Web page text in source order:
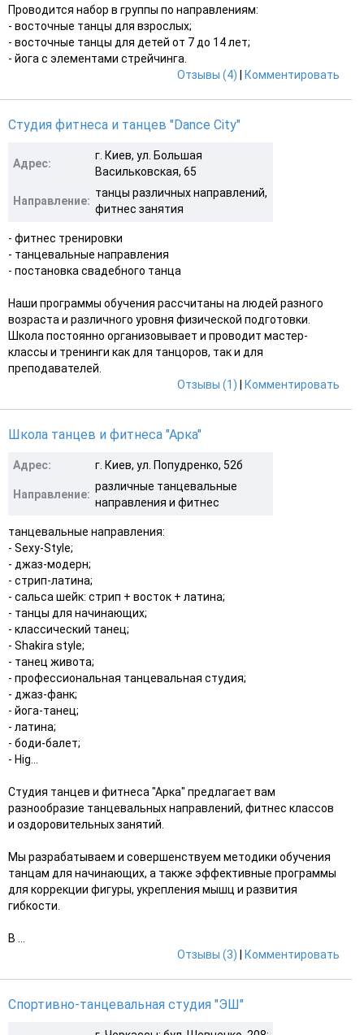
Проводится набор в группы по направлениям:
- восточные танцы для взрослых;
- восточные танцы для детей от 7 до 14 лет;
- йога с элементами стрейчинга.
Отзывы (4)
Комментировать
Студия фитнеса и танцев "Dance City"
Адрес:
г. Киев, ул. Большая
Васильковская, 65
Направление:
танцы различных направлений,
фитнес занятия
- фитнес тренировки
- танцевальные направления
- постановка свадебного танца
Наши программы обучения рассчитаны на людей разного
возраста и различного уровня физической подготовки.
Школа постоянно организовывает и проводит мастер-
классы и тренинги как для танцоров, так и для
преподавателей.
Отзывы (1)
Комментировать
Школа танцев и фитнеса "Арка"
Адрес: г. Киев, ул. Попудренко, 52б
Направление:
различные танцевальные
направления и фитнес
танцевальные направления:
- Sexy-Style;
- джаз-модерн;
- стрип-латина;
- сальса шейк: стрип + восток + латина;
- танцы для начинающих;
- классический танец;
- Shakira style;
- танец живота;
- профессиональная танцевальная студия;
- джаз-фанк;
- йога-танец;
- латина;
- боди-балет;
- Hig...
Студия танцев и фитнеса "Арка" предлагает вам
разнообразие танцевальных направлений, фитнес классов
и оздоровительных занятий.
Мы разрабатываем и совершенствуем методики обучения
танцам для начинающих, а также эффективные программы
для коррекции фигуры, укрепления мышц и развития
гибкости.
В ...
Отзывы (3)
Комментировать
Спортивно-танцевальная студия "ЭШ"